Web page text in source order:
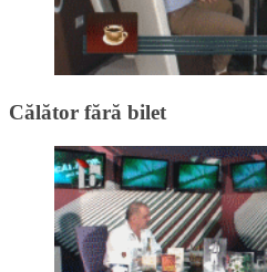
Călător fără bilet